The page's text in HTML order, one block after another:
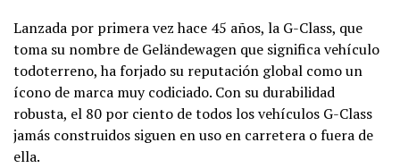
Lanzada por primera vez hace 45 años, la G-Class, que
toma su nombre de Geländewagen que significa vehículo
todoterreno, ha forjado su reputación global como un
ícono de marca muy codiciado. Con su durabilidad
robusta, el 80 por ciento de todos los vehículos G-Class
jamás construidos siguen en uso en carretera o fuera de
ella.